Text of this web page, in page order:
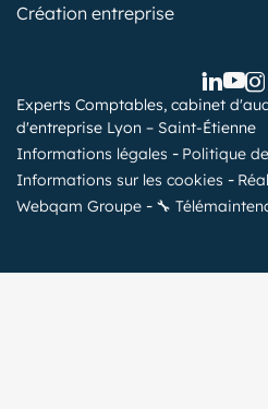
Création entreprise
Experts Comptables, cabinet
d'entreprise Lyon – Saint-Étienne
Informations légales
Politique
Informations sur les cookies
Webqam Groupe
🔧